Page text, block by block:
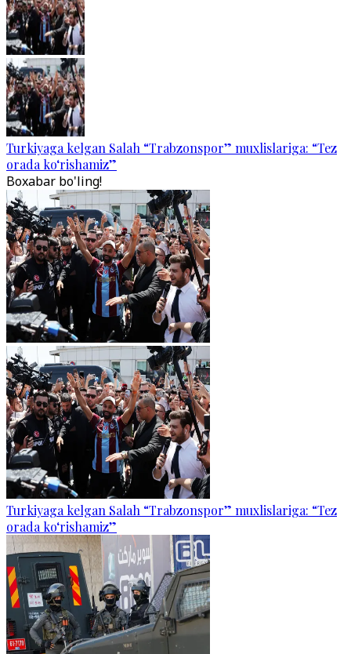
Turkiyaga kelgan Salah “Trabzonspor” muxlislariga: “Tez
orada ko‘rishamiz”
Boxabar bo'ling!
Turkiyaga kelgan Salah “Trabzonspor” muxlislariga: “Tez
orada ko‘rishamiz”